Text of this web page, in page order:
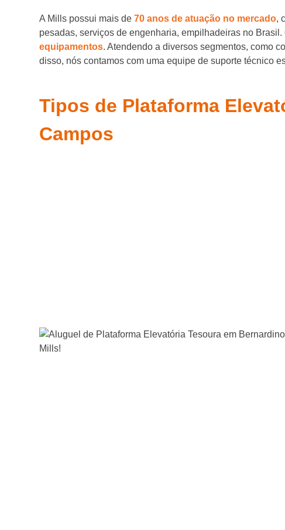
A Mills possui mais de70 anos de atuação no mercado,
pesadas, serviços de engenharia, empilhadeiras no
equipamentos. Atendendo a diversos segmentos, como
disso, nós contamos com uma equipe de suporte técnico
Tipos de Plataforma
Campos